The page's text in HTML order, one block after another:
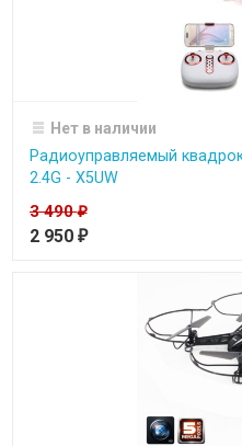
Нет в наличии
Радиоуправляемый
2.4G - X5UW
3 490₽
2 950 ₽